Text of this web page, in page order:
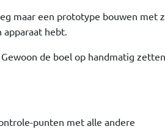
maar een prototype bouwen met
hebt.
de boel op handmatig
punten met alle andere